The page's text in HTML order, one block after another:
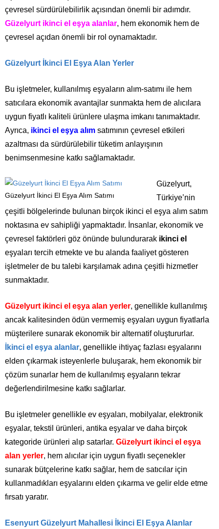
çevresel sürdürülebilirlik açısından önemli bir adımdır.
Güzelyurt ikinci el eşya alanlar, hem ekonomik hem de
çevresel açıdan önemli bir rol oynamaktadır.
Güzelyurt İkinci El Eşya Alan Yerler
Bu işletmeler, kullanılmış eşyaların alım-satımı ile hem
satıcılara ekonomik avantajlar sunmakta hem de alıcılara
uygun fiyatlı kaliteli ürünlere ulaşma imkanı tanımaktadır.
Ayrıca, ikinci el eşya alım satımının çevresel etkileri
azaltması da sürdürülebilir tüketim anlayışının
benimsenmesine katkı sağlamaktadır.
Güzelyurt İkinci El Eşya Alım Satımı
Güzelyurt,
Türkiye’nin
çeşitli bölgelerinde bulunan birçok ikinci el eşya alım satım
noktasına ev sahipliği yapmaktadır. İnsanlar, ekonomik ve
çevresel faktörleri göz önünde bulundurarak ikinci el
eşyaları tercih etmekte ve bu alanda faaliyet gösteren
işletmeler de bu talebi karşılamak adına çeşitli hizmetler
sunmaktadır.
Güzelyurt ikinci el eşya alan yerler, genellikle kullanılmış
ancak kalitesinden ödün vermemiş eşyaları uygun fiyatlarla
müşterilere sunarak ekonomik bir alternatif oluştururlar.
İkinci el eşya alanlar, genellikle ihtiyaç fazlası eşyalarını
elden çıkarmak isteyenlerle buluşarak, hem ekonomik bir
çözüm sunarlar hem de kullanılmış eşyaların tekrar
değerlendirilmesine katkı sağlarlar.
Bu işletmeler genellikle ev eşyaları, mobilyalar, elektronik
eşyalar, tekstil ürünleri, antika eşyalar ve daha birçok
kategoride ürünleri alıp satarlar. Güzelyurt ikinci el eşya
alan yerler, hem alıcılar için uygun fiyatlı seçenekler
sunarak bütçelerine katkı sağlar, hem de satıcılar için
kullanmadıkları eşyalarını elden çıkarma ve gelir elde etme
fırsatı yaratır.
Esenyurt Güzelyurt Mahallesi İkinci El Eşya Alanlar